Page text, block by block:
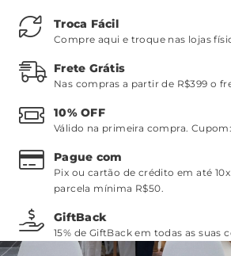
Troca Fácil
Compre aqui e troque nas lojas
Frete Grátis
Nas compras a partir de R$399 o
10% OFF
Válido na primeira compra. Cupom:
Pague com
Pix ou cartão de crédito em até
parcela mínima R$50.
GiftBack
15% de GiftBack em todas as suas